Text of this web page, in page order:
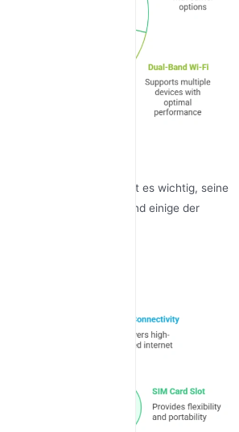
, ist es wichtig, seine
zu verstehen. Hier sind einige der